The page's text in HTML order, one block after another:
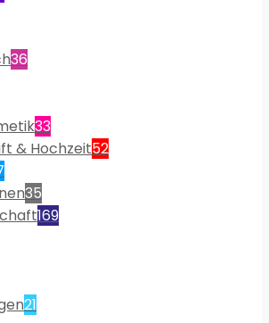
36
33
& Hochzeit52
35
169
21